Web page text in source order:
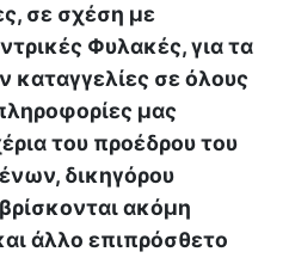
σε σχέση με
Φυλακές, για τα
καταγγελίες σε όλους
μας
του προέδρου του
δικηγόρου
ακόμη
άλλο επιπρόσθετο